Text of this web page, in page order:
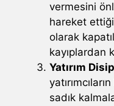
vermesini
hareket
olarak
kayıplardan
Yatırım
sadık